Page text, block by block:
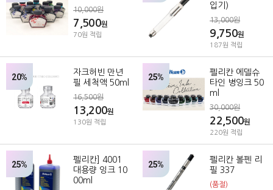
10,000원
7,500원
70원 적립
입기)
13,000원
9,750원
187원 적립
20%
자크허빈 만년
필 세척액 50ml
16,500원
13,200원
130원 적립
25%
펠리칸 에델슈
타인 병잉크 50
ml
30,000원
22,500원
220원 적립
25%
펠리칸] 4001
대용량 잉크 10
00ml
25%
펠리칸 볼펜 리
필 337
(품절)